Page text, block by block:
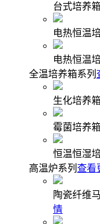
台式培养
电热恒温
电热恒温
全温培养箱系列
生化培养
霉菌培养
恒温恒湿
高温炉系列 查看
陶瓷纤维
情